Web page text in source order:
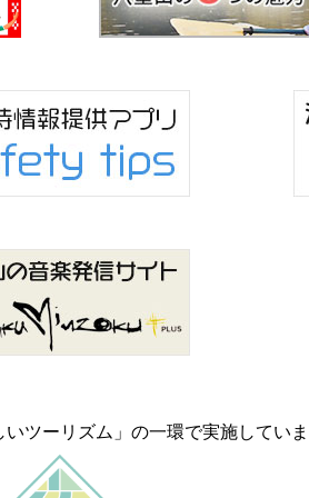
ツーリズム」の一環で実施してい